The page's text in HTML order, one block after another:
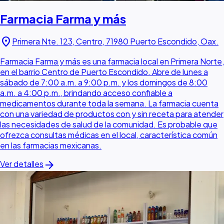
Farmacia Farma y más
location_on Primera Nte. 123, Centro, 71980 Puerto Escondido, Oax.
Farmacia Farma y más es una farmacia local en Primera Norte,
en el barrio Centro de Puerto Escondido. Abre de lunes a
sábado de 7:00 a.m. a 9:00 p.m. y los domingos de 8:00
a.m. a 4:00 p.m., brindando acceso confiable a
medicamentos durante toda la semana. La farmacia cuenta
con una variedad de productos con y sin receta para atender
las necesidades de salud de la comunidad. Es probable que
ofrezca consultas médicas en el local, característica común
en las farmacias mexicanas.
Ver detalles arrow_forward